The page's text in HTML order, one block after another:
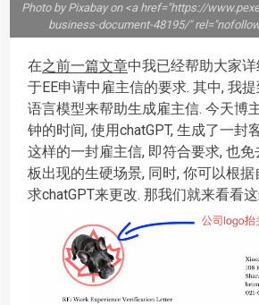
Photo by Pixabay on <a href="https://
business-document-48195/"
在之前一篇文章中我已经帮助大家
于EE申请中雇主信的要求. 其中, 我
语言模型来帮助生成雇主信. 今天博
钟的时间, 使用chatGPT, 生成了一封
这样的一封雇主信, 即符合要求, 也
板出现的生硬场景, 同时, 你可以根
求chatGPT来更改. 那我们就来看看